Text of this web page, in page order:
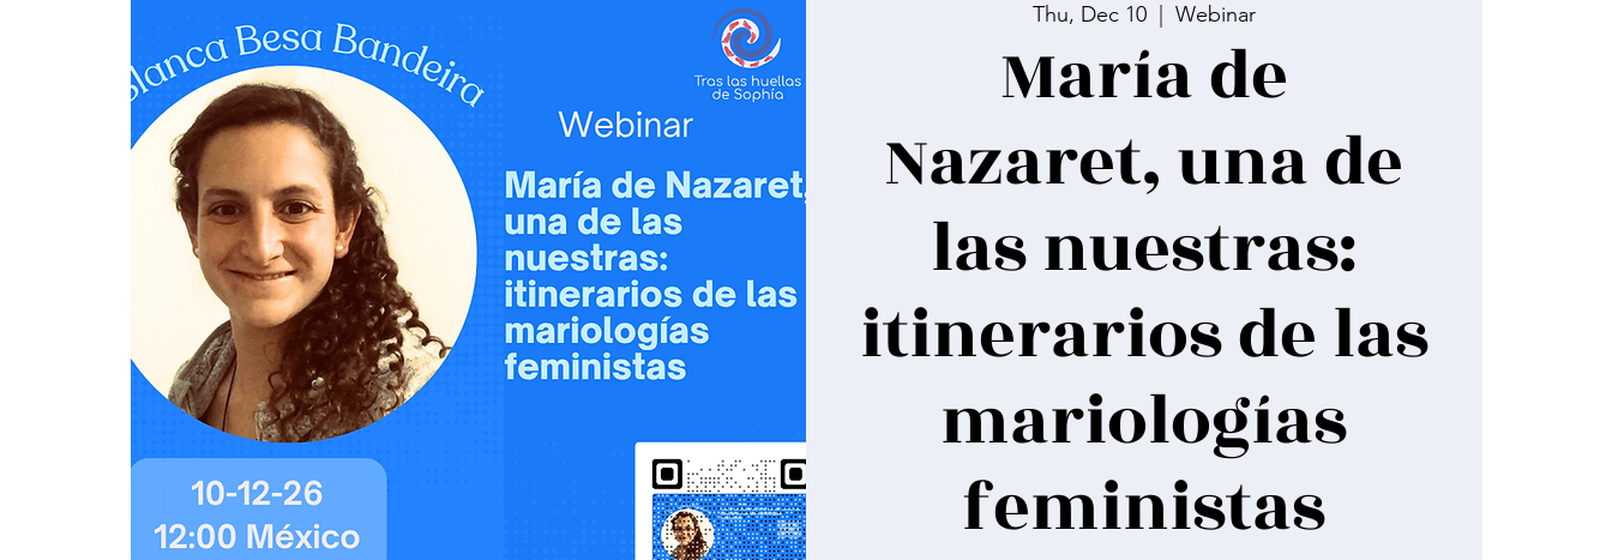
Thu, Dec 10
  |
Webinar
María de
Nazaret, una de
las nuestras:
itinerarios de las
mariologías
feministas